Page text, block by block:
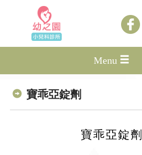
Menu
寶乖亞錠劑
寶乖亞錠劑